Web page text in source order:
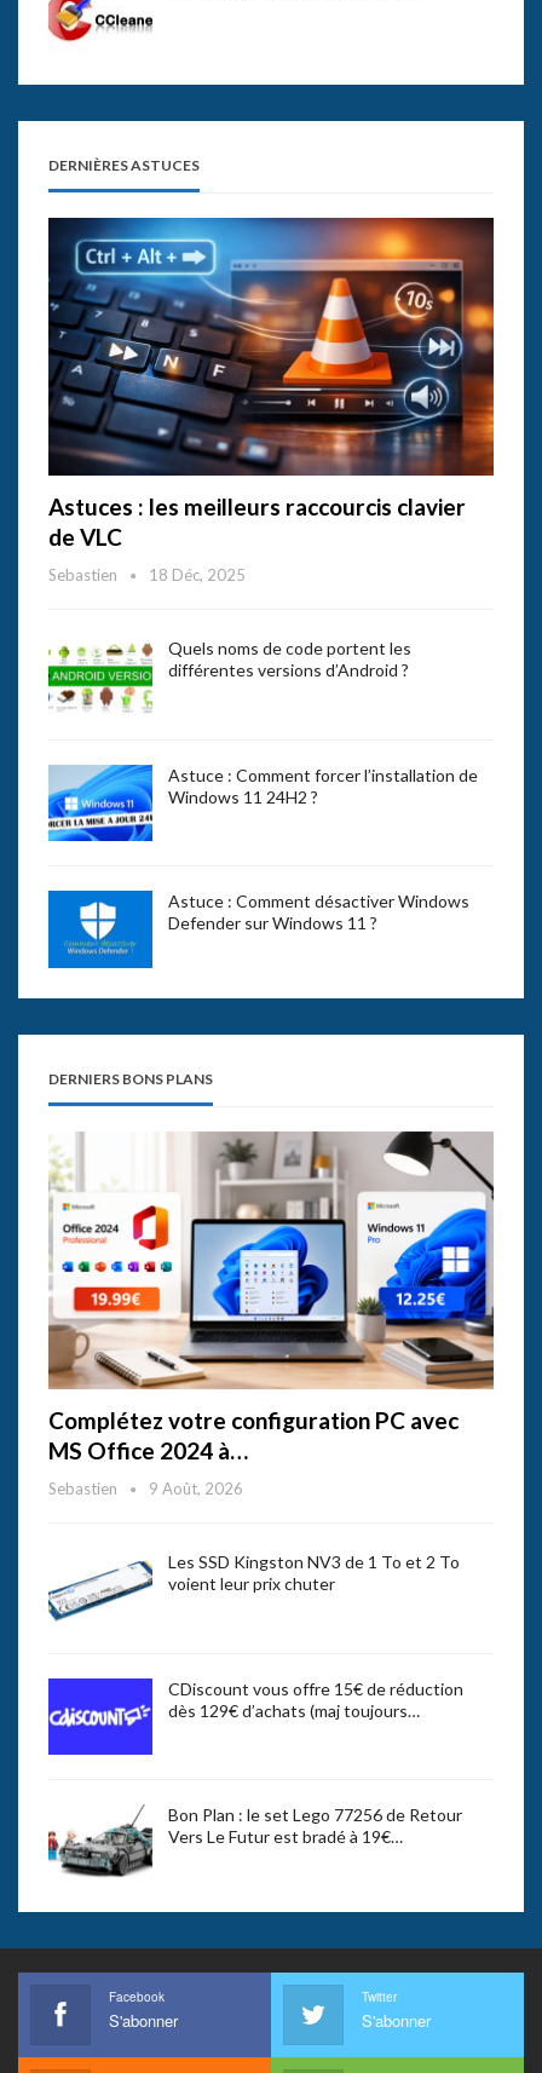
DERNIÈRES ASTUCES
Astuces : les meilleurs raccourcis clavier
de VLC
Sebastien 18 Déc, 2025
Quels noms de code portent les
différentes versions d’Android ?
Astuce : Comment forcer l’installation de
Windows 11 24H2 ?
Astuce : Comment désactiver Windows
Defender sur Windows 11 ?
DERNIERS BONS PLANS
Complétez votre configuration PC avec
MS Office 2024 à…
Sebastien 9 Août, 2026
Les SSD Kingston NV3 de 1 To et 2 To
voient leur prix chuter
CDiscount vous offre 15€ de réduction
dès 129€ d’achats (maj toujours…
Bon Plan : le set Lego 77256 de Retour
Vers Le Futur est bradé à 19€…
Facebook
S'abonner
Twitter
S'abonner